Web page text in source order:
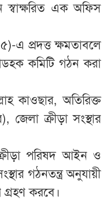
স্বাক্ষরিত এক অফিস
এ প্রদত্ত ক্ষমতাবলে
কমিটি গঠন করা
কাওছার, অতিরিক্ত
জেলা ক্রীড়া সংস্থার
পরিষদ আইন ও
গঠনতন্ত্র অনুযায়ী
করবে।